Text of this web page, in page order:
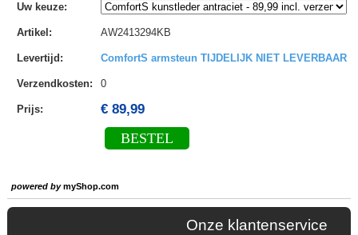
Uw keuze:
Artikel : AW2413294KB
Levertijd : ComfortS armsteun TIJDELIJK NIET LEVERBAAR
Verzendkosten: 0
Prijs: € 89,99
BESTEL
powered bymyShop.com
Onze klantenservice